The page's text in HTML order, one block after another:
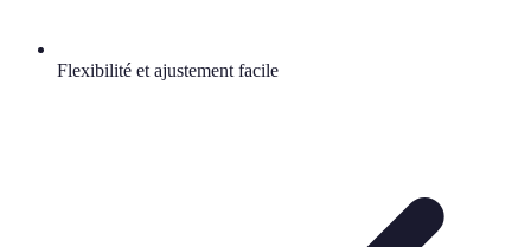
Flexibilité et ajustement facile